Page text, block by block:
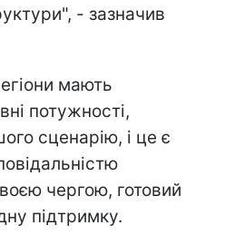
- зазначив
мають
потужності,
сценарію, і це є
чергою, готовий
підтримку.